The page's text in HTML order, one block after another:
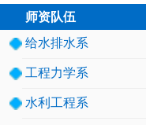
师资队伍
给水排水系
工程力学系
水利工程系